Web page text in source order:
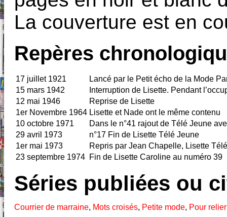
La couverture est en
Repères
17 juillet 1921
Lancé par le Petit écho de la Mode
15 mars 1942
Interruption de Lisette. Pendant
12 mai 1946
Reprise de Lisette
1er Novembre 1964 Lisette et Nade ont le même contenu
10 octobre 1971
Dans le n°41 rajout de Télé Jeune
29 avril 1973
n°17 Fin de Lisette Télé Jeune
1er mai 1973
Repris par Jean Chapelle, Lisette
23 septembre 1974 Fin de Lisette Caroline au numéro 39
Séries publiées ou
Courrier de marraine, Mots croisés, Petite mode, Pour